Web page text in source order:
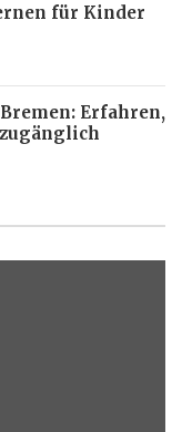
für Kinder
Erfahren,